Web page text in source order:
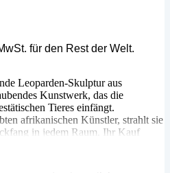
für den Rest der Welt.
Leoparden-Skulptur aus
Kunstwerk, das die
Tieres einfängt.
afrikanischen Künstler, strahlt sie
in jedem Raum. Ihr Kauf
Künstlers und seiner